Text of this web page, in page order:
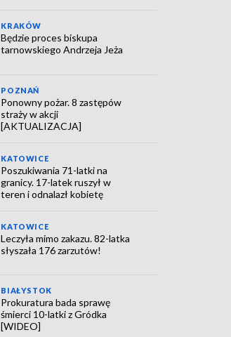
KRAKÓW
Będzie proces biskupa
tarnowskiego Andrzeja Jeża
POZNAŃ
Ponowny pożar. 8 zastępów
straży w akcji
[AKTUALIZACJA]
KATOWICE
Poszukiwania 71-latki na
granicy. 17-latek ruszył w
teren i odnalazł kobietę
KATOWICE
Leczyła mimo zakazu. 82-latka
słyszała 176 zarzutów!
BIAŁYSTOK
Prokuratura bada sprawę
śmierci 10-latki z Gródka
[WIDEO]